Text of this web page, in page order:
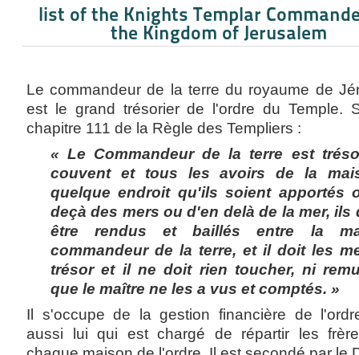
list of the Knights Templar
the Kingdom of Jerusalem
Le commandeur de la terre du royaume de
est le grand trésorier de l'ordre du Temple.
chapitre 111 de la Règle des Templiers :
« Le Commandeur de la terre est
couvent et tous les avoirs de la
quelque endroit qu'ils soient apportés
deçà des mers ou d'en delà de la mer, ils
être rendus et baillés entre la
commandeur de la terre, et il doit les
trésor et il ne doit rien toucher, ni
que le maître ne les a vus et comptés. »
Il s'occupe de la gestion financière de
aussi lui qui est chargé de répartir les